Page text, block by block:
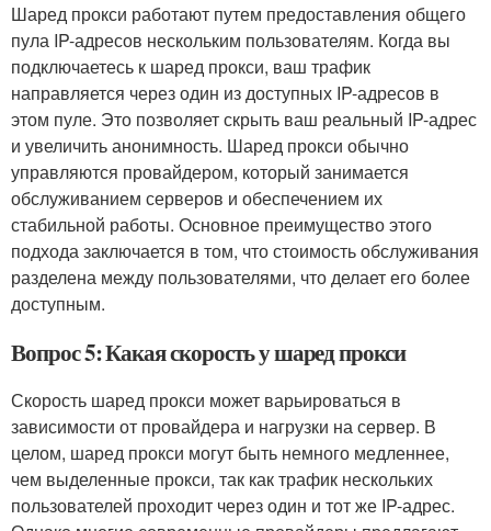
Шаред прокси работают путем предоставления общего
пула IP-адресов нескольким пользователям. Когда вы
подключаетесь к шаред прокси, ваш трафик
направляется через один из доступных IP-адресов в
этом пуле. Это позволяет скрыть ваш реальный IP-адрес
и увеличить анонимность. Шаред прокси обычно
управляются провайдером, который занимается
обслуживанием серверов и обеспечением их
стабильной работы. Основное преимущество этого
подхода заключается в том, что стоимость обслуживания
разделена между пользователями, что делает его более
доступным.
Вопрос 5: Какая скорость у шаред прокси
Скорость шаред прокси может варьироваться в
зависимости от провайдера и нагрузки на сервер. В
целом, шаред прокси могут быть немного медленнее,
чем выделенные прокси, так как трафик нескольких
пользователей проходит через один и тот же IP-адрес.